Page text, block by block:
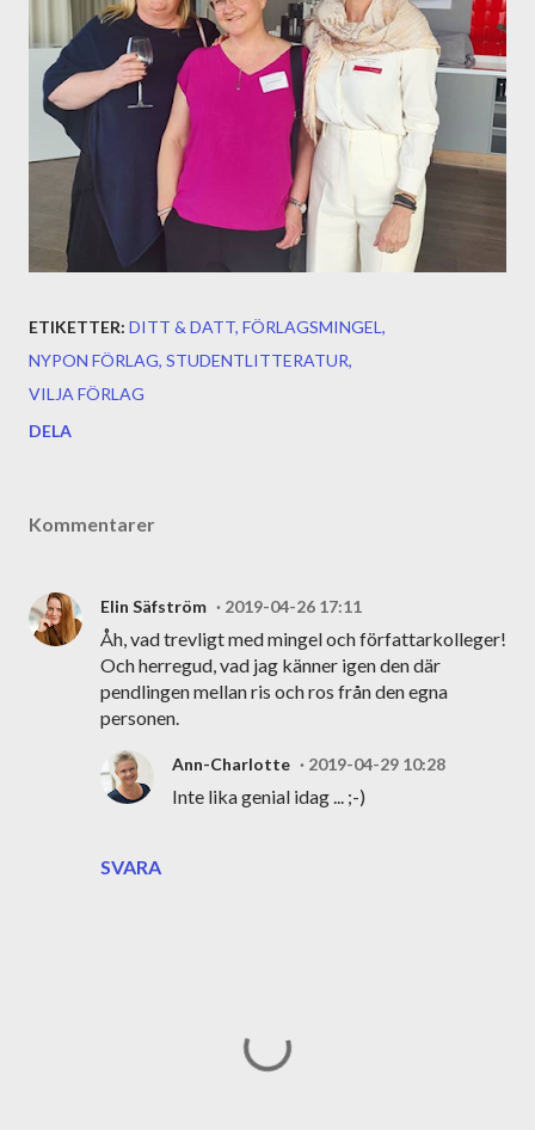
ETIKETTER: DITT & DATT FÖRLAGSMINGEL
NYPON FÖRLAG STUDENTLITTERATUR
VILJA FÖRLAG
DELA
Kommentarer
Elin Säfström 2019-04-26 17:11
Åh, vad trevligt med mingel och författarkolleger!
Och herregud, vad jag känner igen den där
pendlingen mellan ris och ros från den egna
personen.
SVARA
Ann-Charlotte 2019-04-29 10:28
Inte lika genial idag ... ;-)